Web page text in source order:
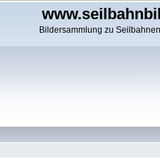
Bildersammlung zu